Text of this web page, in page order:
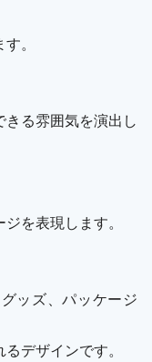
。
る雰囲気を演出し
を表現します。
ッズ、パッケージ
デザインです。